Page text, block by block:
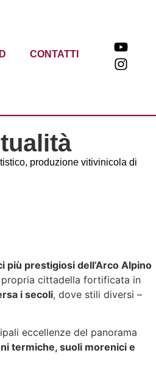
CONTATTI
produzione vitivinicola di
più prestigiosi dell’Arco Alpino
propria cittadella fortificata in
i secoli, dove stili diversi –
eccellenze del panorama
termiche, suoli morenici e